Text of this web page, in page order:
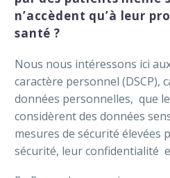
n’accèdent qu’à leur
santé ?
Nous nous intéressons ici
caractère personnel (DSCP),
données personnelles, que
considèrent des données
mesures de sécurité
sécurité, leur confidentialité